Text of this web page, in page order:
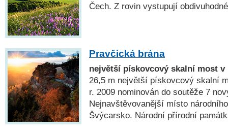
Čech. Z rovin vystupují
Pravčická brána
největší pískovcový skalní most v
26,5 m největší pískovcový skalní
r. 2009 nominován do soutěže 7
Nejnavštěvovanější místo
Švýcarsko. Národní přírodní